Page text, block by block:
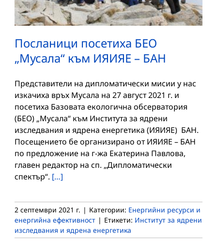
Посланици посетиха БЕО
„Мусала“ към ИЯИЯЕ – БАН
Представители на дипломатически мисии у нас
изкачиха връх Мусала на 27 август 2021 г. и
посетиха Базовата екологична обсерватория
(БЕО) „Мусала“ към Института за ядрени
изследвания и ядрена енергетика (ИЯИЯЕ) БАН.
Посещението бе организирано от ИЯИЯЕ – БАН
по предложение на г-жа Екатерина Павлова,
главен редактор на сп. „Дипломатически
спектър“. […]
2 септември 2021 г. | Категории: Енергийни ресурси и
енергийна ефективност | Етикети: Институт за ядрени
изследвания и ядрена енергетика